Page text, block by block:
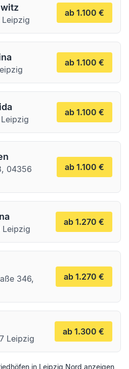
ab 1.100 €
ab 1.100 €
ab 1.100 €
04356
ab 1.100 €
Leipzig
ab 1.270 €
346,
ab 1.270 €
Leipzig
ab 1.300 €
in Leipzig Nord anzeigen